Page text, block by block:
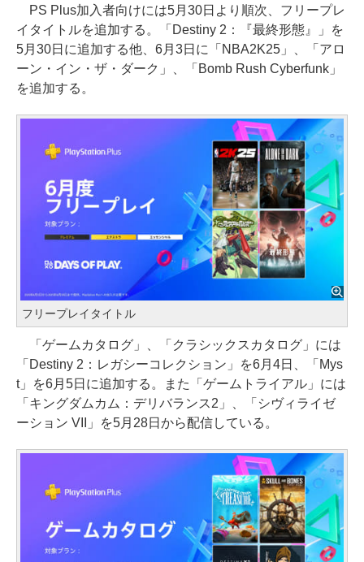
PS Plus加入者向けには5月30日より順次、フリープレ
イタイトルを追加する。「Destiny 2：『最終形態』」を
5月30日に追加する他、6月3日に「NBA2K25」、「アロ
ーン・イン・ザ・ダーク」、「Bomb Rush Cyberfunk」
を追加する。
フリープレイタイトル
「ゲームカタログ」、「クラシックスカタログ」には
「Destiny 2：レガシーコレクション」を6月4日、「Mys
t」を6月5日に追加する。また「ゲームトライアル」には
「キングダムカム：デリバランス2」、「シヴィライゼ
ーション VII」を5月28日から配信している。